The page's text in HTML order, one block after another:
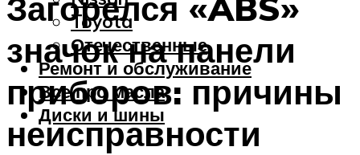
Toyota
Отечественные
Ремонт и обслуживание
Все про масла
Диски и шины
значок на панели
приборов: причины
неисправности